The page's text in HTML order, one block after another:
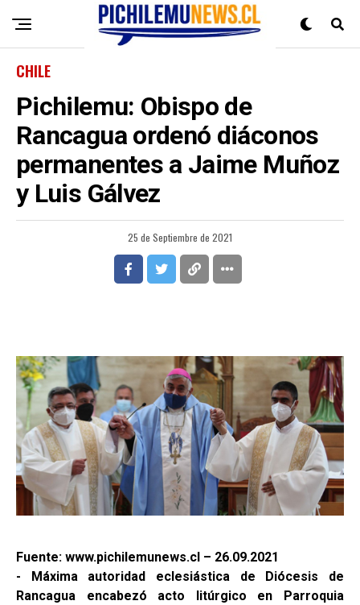
CHILE
Pichilemu: Obispo de
Rancagua ordenó diáconos
permanentes a Jaime Muñoz
y Luis Gálvez
25 de Septiembre de 2021
Fuente: www.pichilemunews.cl – 26.09.2021
- Máxima autoridad eclesiástica de Diócesis de
Rancagua encabezó acto litúrgico en Parroquia